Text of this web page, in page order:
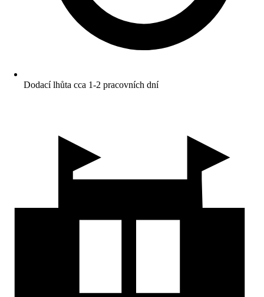
Dodací lhůta cca 1-2 pracovních dní